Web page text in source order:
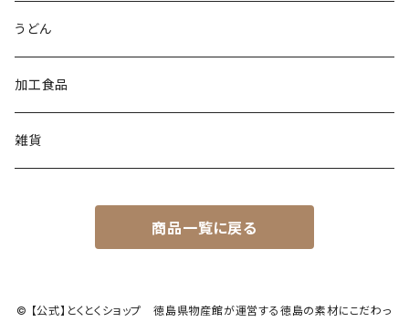
うどん
加工食品
雑貨
商品一覧に戻る
© 【公式】とくとくショップ 徳島県物産館が運営する徳島の素材にこだわっ